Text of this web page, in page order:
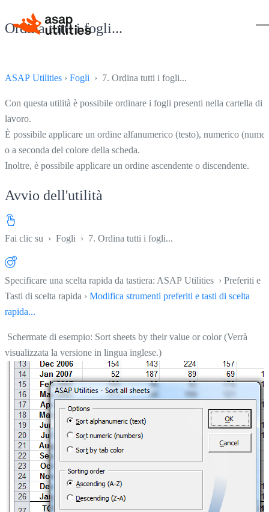
Ordina tutti i fogli...
ASAP Utilities › Fogli › 7. Ordina tutti i fogli...
Con questa utilità è possibile ordinare i fogli presenti nella cartella di
lavoro.
È possibile applicare un ordine alfanumerico (testo), numerico
o a seconda del colore della scheda.
Inoltre, è possibile applicare un ordine ascendente o discendente.
Avvio dell'utilità
Fai clic su › Fogli › 7. Ordina tutti i fogli...
Specificare una scelta rapida da tastiera: ASAP Utilities › Preferiti e
Tasti di scelta rapida › Modifica strumenti preferiti e tasti di scelta
rapida...
Schermate di esempio: Sort sheets by their value or color (Verrà
visualizzata la versione in lingua inglese.)